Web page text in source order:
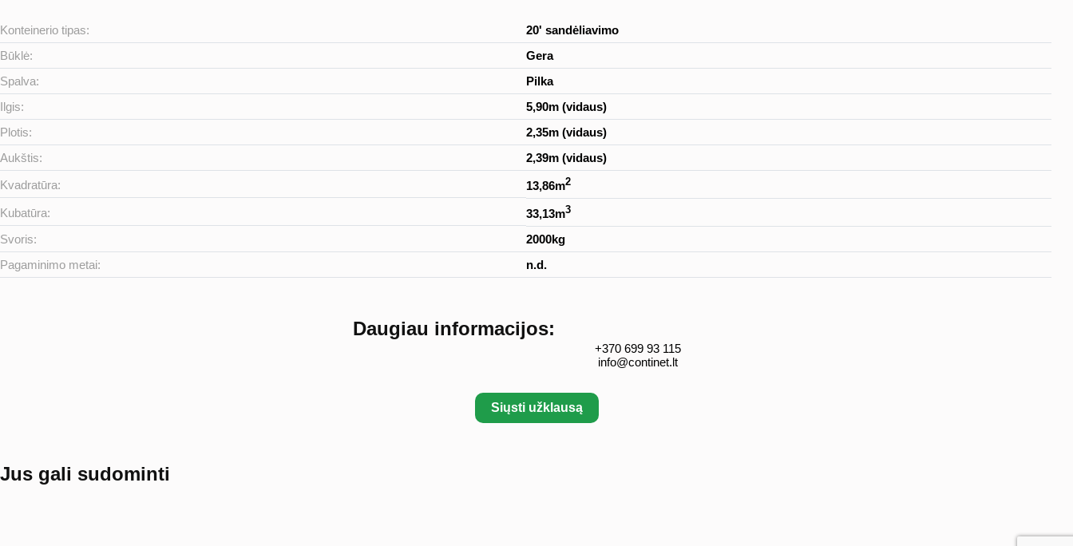
Konteinerio tipas:
20' sandėliavimo
Būklė:
Gera
Spalva:
Pilka
Ilgis:
5,90m (vidaus)
Plotis:
2,35m (vidaus)
Aukštis:
2,39m (vidaus)
Kvadratūra:
13,86m2
Kubatūra: 33,13m3
Svoris:
2000kg
Pagaminimo metai:
n.d.
Daugiau informacijos:
+370 699 93 115
info@continet.lt
Siųsti užklausą
Jus gali sudominti